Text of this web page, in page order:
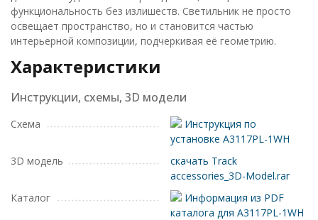
функциональность без излишеств. Светильник не просто
освещает пространство, но и становится частью
интерьерной композиции, подчеркивая её геометрию.
Характеристики
Инструкции, схемы, 3D модели
Схема
Инструкция по
установке A3117PL-1WH
3D модель
скачать Track
accessories_3D-Model.rar
Каталог
Информация из PDF
каталога для A3117PL-1WH